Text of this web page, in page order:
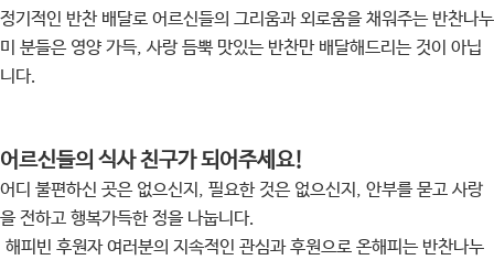
정기적인 반찬 배달로 어르신들의 그리움과 외로움을 채워주는 반찬나누
미 분들은 영양 가득, 사랑 듬뿍 맛있는 반찬만 배달해드리는 것이 아닙
니다.
어르신들의 식사 친구가 되어주세요!
어디 불편하신 곳은 없으신지, 필요한 것은 없으신지, 안부를 묻고 사랑
을 전하고 행복가득한 정을 나눕니다.
해피빈 후원자 여러분의 지속적인 관심과 후원으로 온해피는 반찬나누